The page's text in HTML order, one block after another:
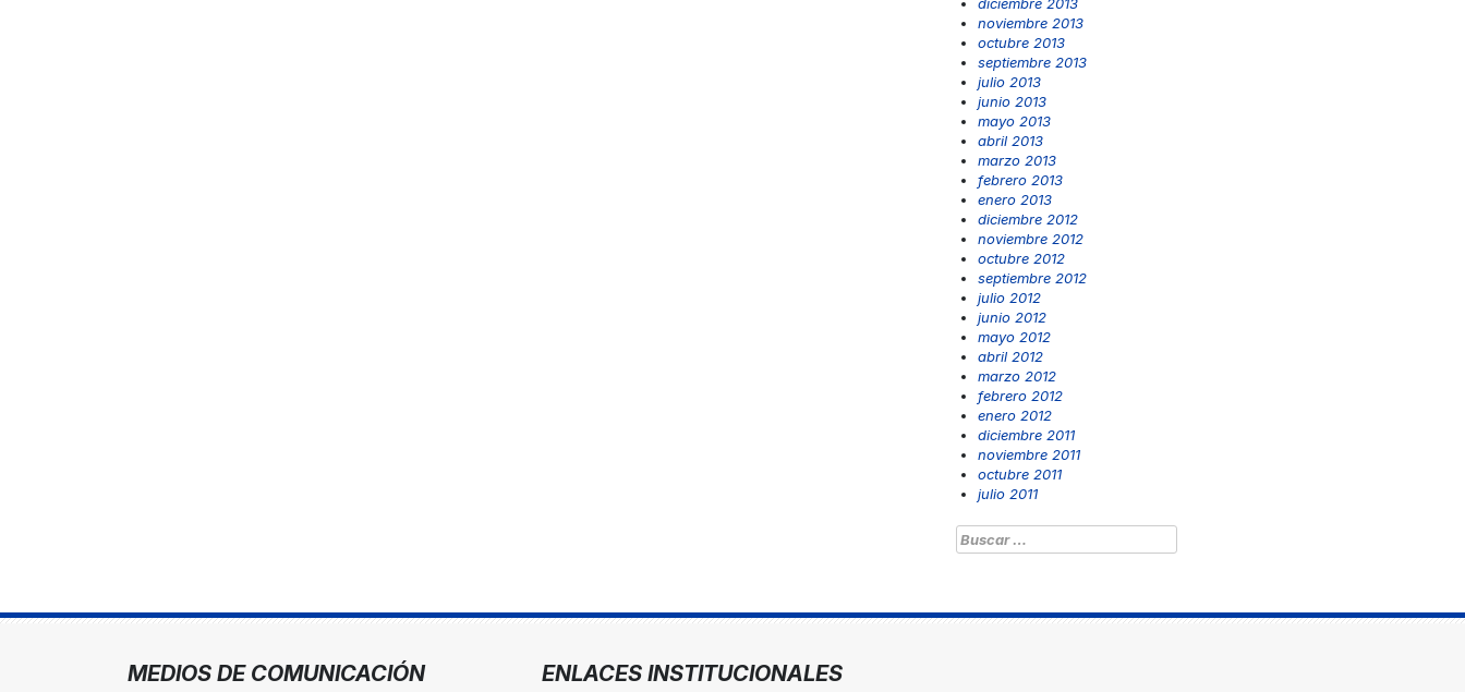
noviembre 2013
octubre 2013
septiembre 2013
julio 2013
junio 2013
mayo 2013
abril 2013
marzo 2013
febrero 2013
enero 2013
diciembre 2012
noviembre 2012
octubre 2012
septiembre 2012
julio 2012
junio 2012
mayo 2012
abril 2012
marzo 2012
febrero 2012
enero 2012
diciembre 2011
noviembre 2011
octubre 2011
julio 2011
Buscar:
MEDIOS DE COMUNICACIÓN ENLACES INSTITUCIONALES